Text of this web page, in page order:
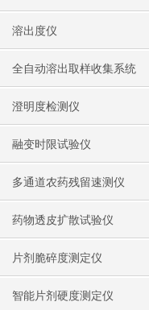
溶出度仪
全自动溶出取样收集系统
澄明度检测仪
融变时限试验仪
多通道农药残留速测仪
药物透皮扩散试验仪
片剂脆碎度测定仪
智能片剂硬度测定仪